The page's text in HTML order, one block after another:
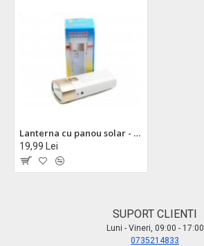
Lanterna cu panou solar - WL7280
19,99 Lei
SUPORT CLIENTI
Luni - Vineri, 09:00 - 17:00
0735214833